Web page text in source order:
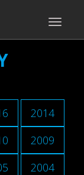
TOGGLE
2014
2009
2004